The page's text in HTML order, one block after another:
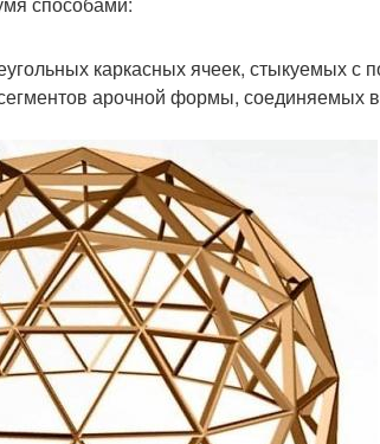
каркасных ячеек, стыкуемых
арочной формы, соединяемых